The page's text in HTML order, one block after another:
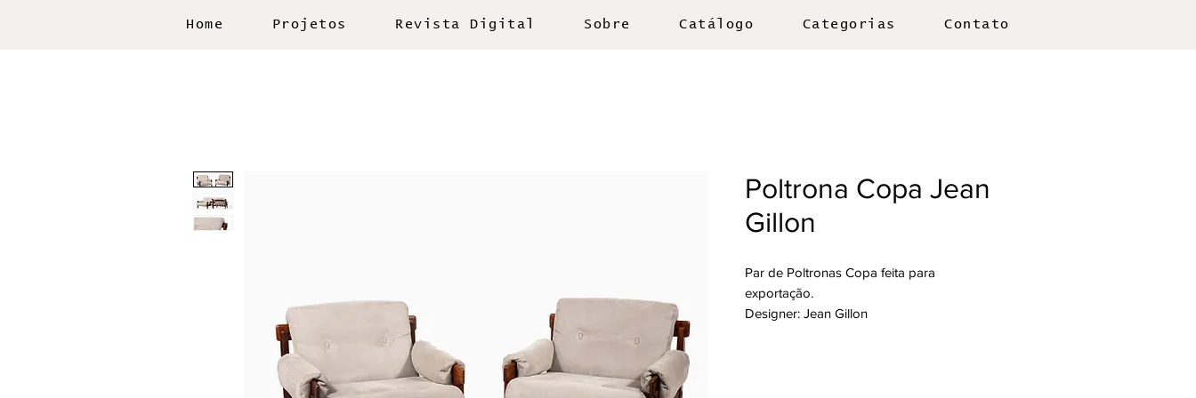
Home Projetos Revista Digital Sobre Catálogo Categorias Contato
Poltrona Copa Jean
Gillon
Par de Poltronas Copa feita para
exportação.
Designer: Jean Gillon